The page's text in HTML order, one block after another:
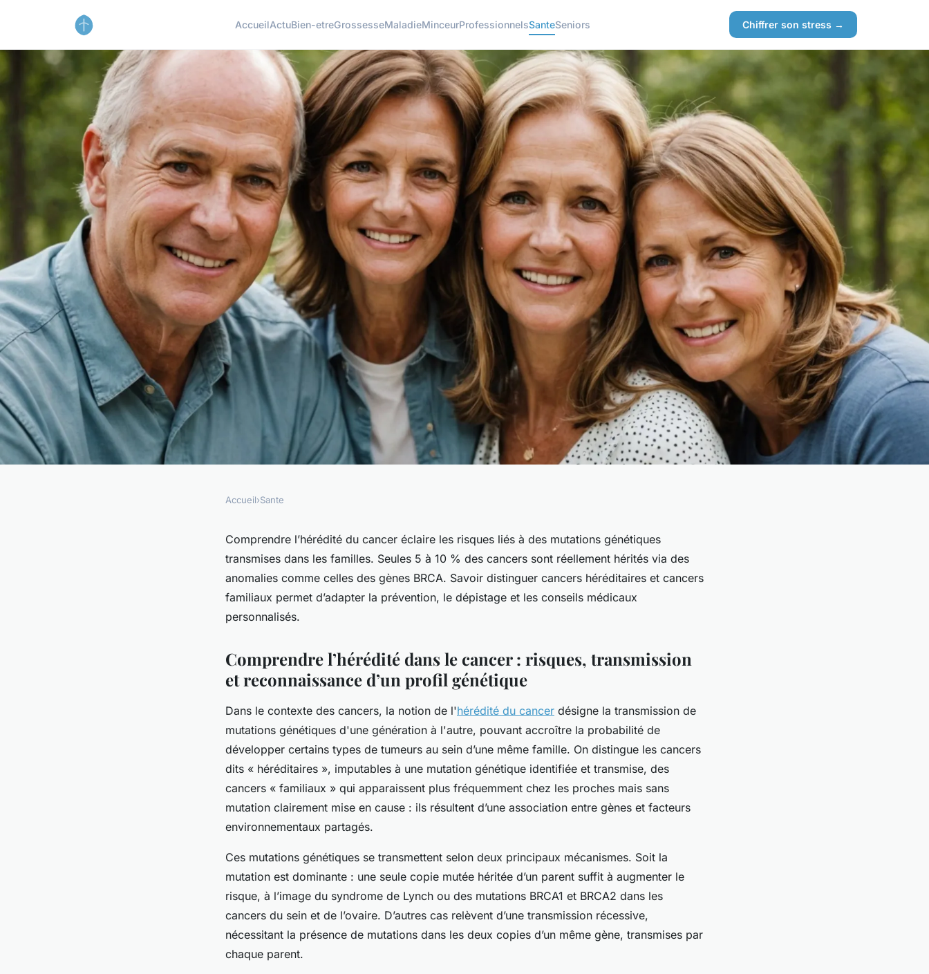
AccueilActuBien-etreGrossesseMaladieMinceurProfessionnelsSanteSeniors Chiffrer son stress →
Hérédité du cancer : ce que vous devez
vraiment savoir
Accueil›Sante
Comprendre l’hérédité du cancer éclaire les risques liés à des mutations génétiques
transmises dans les familles. Seules 5 à 10 % des cancers sont réellement hérités via des
anomalies comme celles des gènes BRCA. Savoir distinguer cancers héréditaires et cancers
familiaux permet d’adapter la prévention, le dépistage et les conseils médicaux
personnalisés.
Comprendre l’hérédité dans le cancer : risques, transmission
et reconnaissance d’un profil génétique
Dans le contexte des cancers, la notion de l'hérédité du cancer désigne la transmission de
mutations génétiques d'une génération à l'autre, pouvant accroître la probabilité de
développer certains types de tumeurs au sein d’une même famille. On distingue les cancers
dits « héréditaires », imputables à une mutation génétique identifiée et transmise, des
cancers « familiaux » qui apparaissent plus fréquemment chez les proches mais sans
mutation clairement mise en cause : ils résultent d’une association entre gènes et facteurs
environnementaux partagés.
Ces mutations génétiques se transmettent selon deux principaux mécanismes. Soit la
mutation est dominante : une seule copie mutée héritée d’un parent suffit à augmenter le
risque, à l’image du syndrome de Lynch ou des mutations BRCA1 et BRCA2 dans les
cancers du sein et de l’ovaire. D’autres cas relèvent d’une transmission récessive,
nécessitant la présence de mutations dans les deux copies d’un même gène, transmises par
chaque parent.